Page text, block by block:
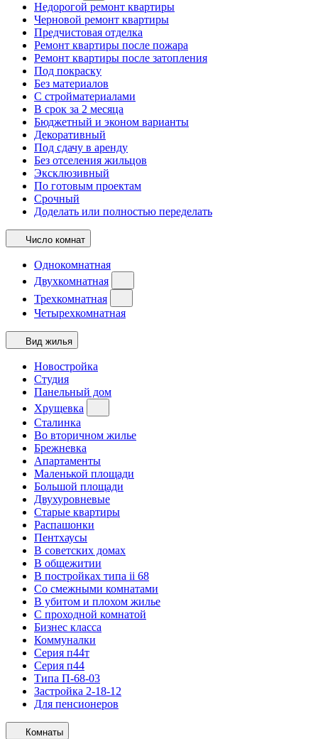
Недорогой ремонт квартиры
Черновой ремонт квартиры
Предчистовая отделка
Ремонт квартиры после пожара
Ремонт квартиры после затопления
Под покраску
Без материалов
С стройматериалами
В срок за 2 месяца
Бюджетный и эконом варианты
Декоративный
Под сдачу в аренду
Без отселения жильцов
Эксклюзивный
По готовым проектам
Срочный
Доделать или полностью переделать
Число комнат
Однокомнатная
Двухкомнатная
Трехкомнатная
Четырехкомнатная
Вид жилья
Новостройка
Студия
Панельный дом
Хрущевка
Сталинка
Во вторичном жилье
Брежневка
Апартаменты
Маленькой площади
Большой площади
Двухуровневые
Старые квартиры
Распашонки
Пентхаусы
В советских домах
В общежитии
В постройках типа ii 68
Со смежными комнатами
В убитом и плохом жилье
С проходной комнатой
Бизнес класса
Коммуналки
Серия п44т
Серия п44
Типа П-68-03
Застройка 2-18-12
Для пенсионеров
Комнаты